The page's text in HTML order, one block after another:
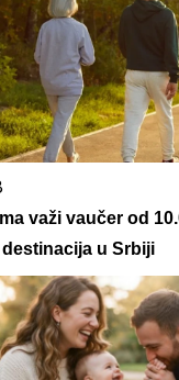
važi vaučer od
u Srbiji